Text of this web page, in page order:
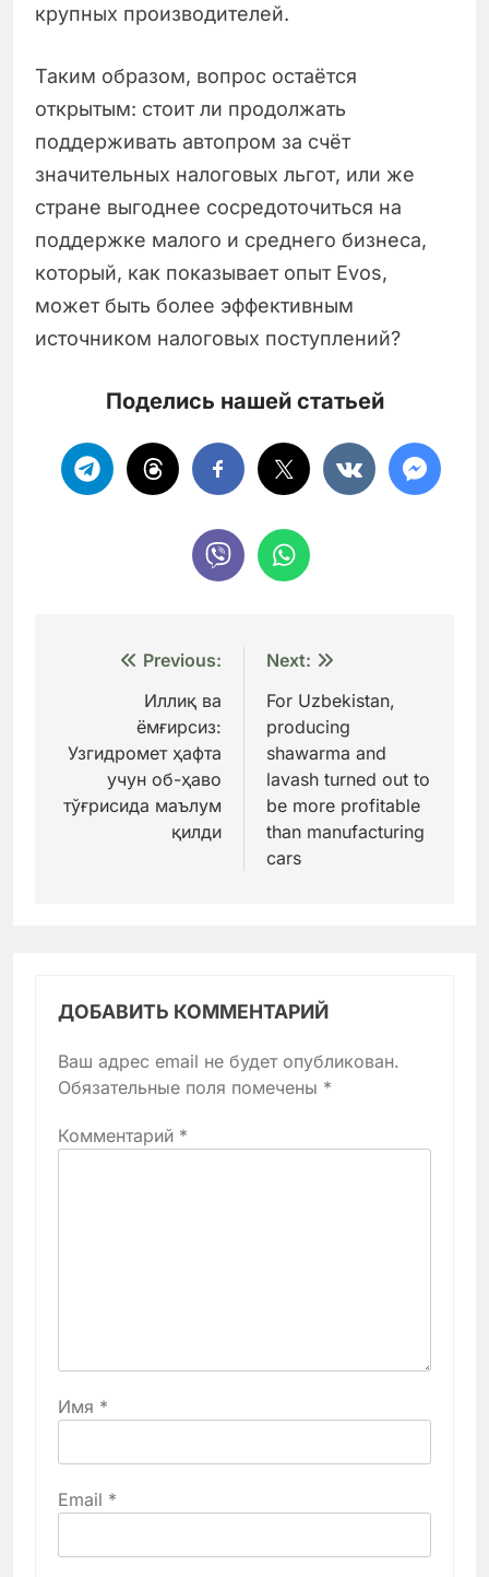
крупных производителей.
Таким образом, вопрос остаётся
открытым: стоит ли продолжать
поддерживать автопром за счёт
значительных налоговых льгот, или же
стране выгоднее сосредоточиться на
поддержке малого и среднего бизнеса,
который, как показывает опыт Evos,
может быть более эффективным
источником налоговых поступлений?
Поделись нашей статьей
Навигация
записям
Previous:
Иллиқ ва
ёмғирсиз:
Узгидромет ҳафта
учун об-ҳаво
тўғрисида маълум
қилди
Next:
For Uzbekistan,
producing
shawarma and
lavash turned out to
be more profitable
than manufacturing
cars
ДОБАВИТЬ КОММЕНТАРИЙ
Ваш адрес email не будет опубликован.
Обязательные поля помечены *
Комментарий *
Имя *
Email *